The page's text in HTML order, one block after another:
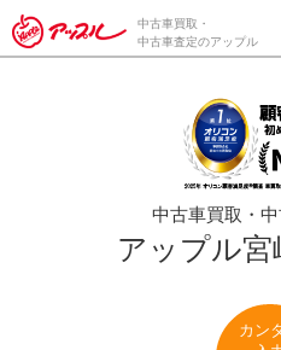
/*ABテスト_新規査定フォーム
中古車買取・
中古車査定のアップル
中古車買取・
アップル宮
カン